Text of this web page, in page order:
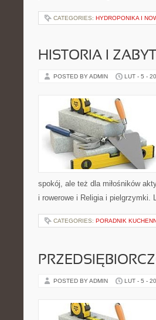
CATEGORIES: HYDROPONIKA I
HISTORIA I
POSTED BY ADMIN LUT - 5 -
spokój, ale też dla miłośników
i rowerowe i Religia i
CATEGORIES: PORADNIK
POSTED BY ADMIN LUT - 5 -